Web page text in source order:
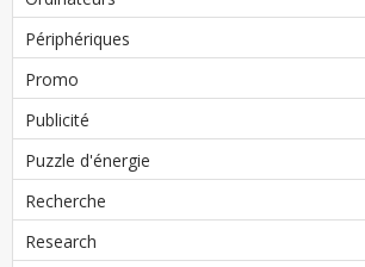
Périphériques
Promo
Publicité
Puzzle d'énergie
Recherche
Research